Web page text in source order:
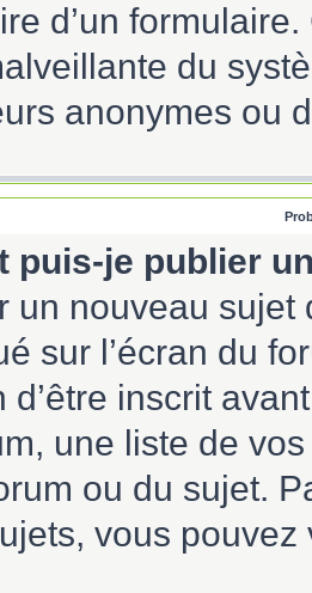
d’un
du
anonymes ou
puis-je publier
un nouveau
sur l’écran du
d’être inscrit
une liste de
ou du sujet.
vous